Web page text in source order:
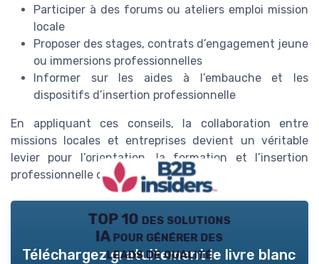
Participer à des forums ou ateliers emploi mission
locale
Proposer des stages, contrats d’engagement jeune
ou immersions professionnelles
Informer sur les aides à l’embauche et les
dispositifs d’insertion professionnelle
En appliquant ces conseils, la collaboration entre
missions locales et entreprises devient un véritable
levier pour l’orientation, la formation et l’insertion
professionnelle des jeunes.
TOP 10 des solutions
IA pour générer des
leads de qualité
Téléchargez gratuitement le livre blanc